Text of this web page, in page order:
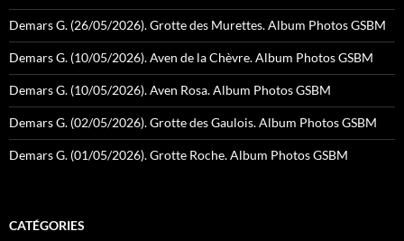
Demars G. (26/05/2026). Grotte des Murettes. Album Photos GSBM
Demars G. (10/05/2026). Aven de la Chèvre. Album Photos GSBM
Demars G. (10/05/2026). Aven Rosa. Album Photos GSBM
Demars G. (02/05/2026). Grotte des Gaulois. Album Photos GSBM
Demars G. (01/05/2026). Grotte Roche. Album Photos GSBM
CATÉGORIES